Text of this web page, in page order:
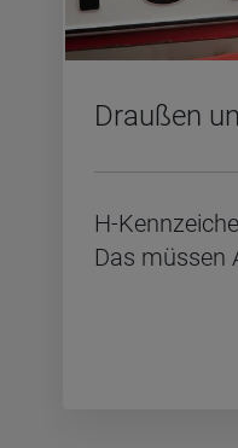
Drau­ßen
H-
Das müs­sen